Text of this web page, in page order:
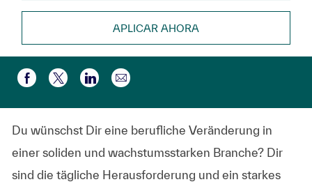
APLICAR AHORA
Compartir a través de Facebook
Compartir a través de twitter
Compartir a través de LinkedIn
Compartir por correo
Du wünschst Dir eine berufliche Veränderung in
einer soliden und wachstumsstarken Branche? Dir
sind die tägliche Herausforderung und ein starkes